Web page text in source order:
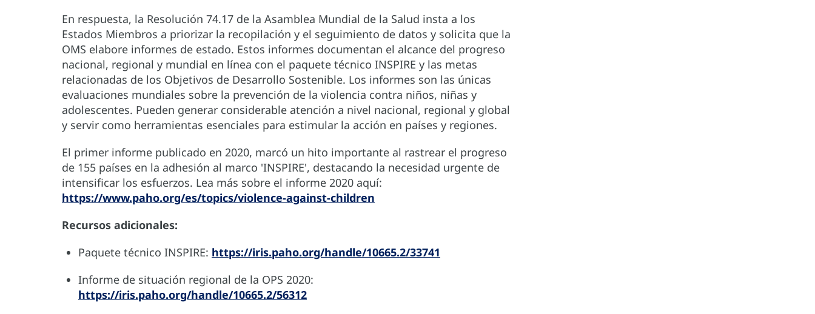
En respuesta, la Resolución 74.17 de la Asamblea Mundial de la Salud insta a los
Estados Miembros a priorizar la recopilación y el seguimiento de datos y solicita que la
OMS elabore informes de estado. Estos informes documentan el alcance del progreso
nacional, regional y mundial en línea con el paquete técnico INSPIRE y las metas
relacionadas de los Objetivos de Desarrollo Sostenible. Los informes son las únicas
evaluaciones mundiales sobre la prevención de la violencia contra niños, niñas y
adolescentes. Pueden generar considerable atención a nivel nacional, regional y global
y servir como herramientas esenciales para estimular la acción en países y regiones.
El primer informe publicado en 2020, marcó un hito importante al rastrear el progreso
de 155 países en la adhesión al marco 'INSPIRE', destacando la necesidad urgente de
intensificar los esfuerzos. Lea más sobre el informe 2020 aquí:
https://www.paho.org/es/topics/violence-against-children
Recursos adicionales:
Paquete técnico INSPIRE: https://iris.paho.org/handle/10665.2/33741
Informe de situación regional de la OPS 2020:
https://iris.paho.org/handle/10665.2/56312